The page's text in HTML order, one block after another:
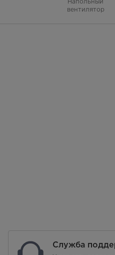
вентилятор
Служба